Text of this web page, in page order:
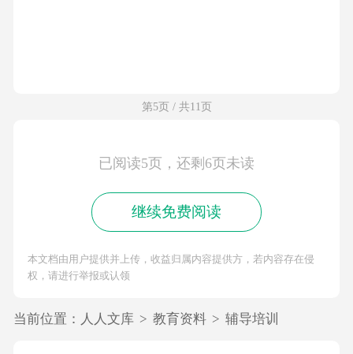
第5页 / 共11页
已阅读5页，还剩6页未读
继续免费阅读
本文档由用户提供并上传，收益归属内容提供方，若内容存在侵
权，请进行举报或认领
当前位置： 人人文库 > 教育资料 > 辅导培训